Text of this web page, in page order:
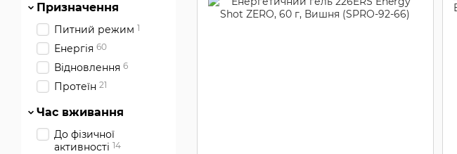
Призначення
Питний режим 1
Енергія 60
Відновлення 6
Протеїн 21
Час вживання
До фізичної
активності 14